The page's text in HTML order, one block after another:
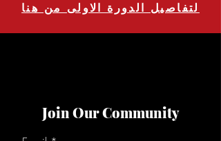
لتفاصيل الدورة الاولى من هنا
Join OurCommunity